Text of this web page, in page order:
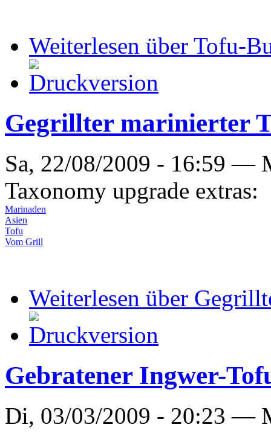
Weiterlesen über Tofu-
Gegrillter marinierter
Sa, 22/08/2009 - 16:59 —
Taxonomy upgrade extras:
Marinaden
Asien
Tofu
Vom Grill
Weiterlesen über
Gebratener Ingwer-
Di, 03/03/2009 - 20:23 —